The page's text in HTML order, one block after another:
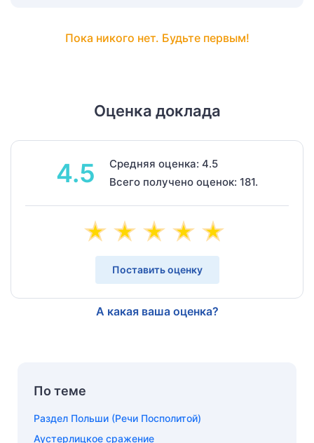
Пока никого нет. Будьте первым!
Оценка доклада
4.5
Средняя оценка: 4.5
Всего получено оценок: 181.
Поставить оценку
А какая ваша оценка?
По теме
Раздел Польши (Речи Посполитой)
Аустерлицкое сражение